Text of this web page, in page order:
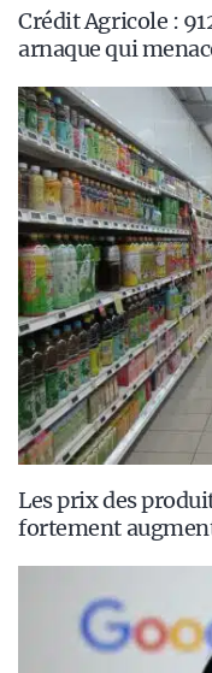
Crédit Agricole :
arnaque qui
Les prix des
fortement